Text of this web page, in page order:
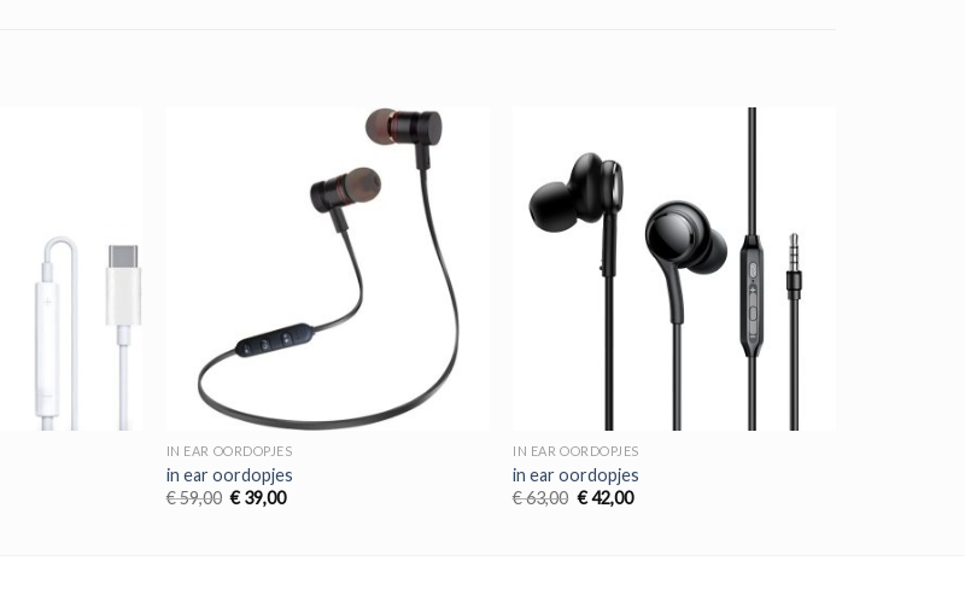
IN EAR OORDOPJES
in ear oordopjes
€59,00 Oorspronkelijke
€39,00Huidige
IN EAR OORDOPJES
in ear oordopjes
€63,00 Oorspronkelijke
€42,00Huidige